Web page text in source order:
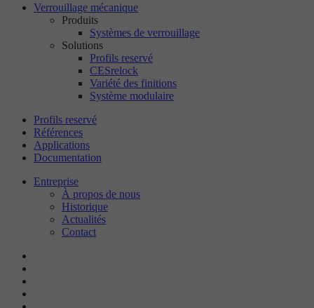
Verrouillage mécanique
Produits
Systèmes de verrouillage
Solutions
Profils reservé
CESrelock
Variété des finitions
Système modulaire
Profils reservé
Références
Applications
Documentation
Entreprise
À propos de nous
Historique
Actualités
Contact